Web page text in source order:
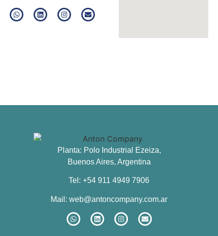
Planta: Polo Industrial Ezeiza,
Buenos Aires, Argentina
Tel: +54 911 4949 7906
Mail: web@antoncompany.com.ar